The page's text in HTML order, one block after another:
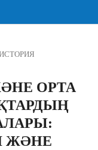
ОРТА
ЖӘНЕ